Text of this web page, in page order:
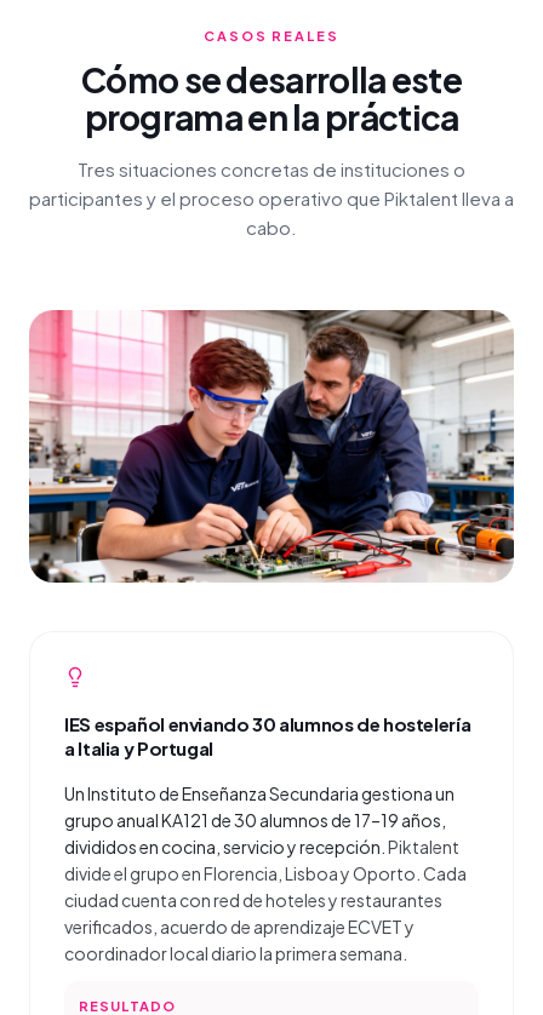
CASOS REALES
Cómo se desarrolla este
programa en la práctica
Tres situaciones concretas de instituciones o
participantes y el proceso operativo que Piktalent lleva a
cabo.
IES español enviando 30 alumnos de hostelería
a Italia y Portugal
Un Instituto de Enseñanza Secundaria gestiona un
grupo anual KA121 de 30 alumnos de 17–19 años,
divididos en cocina, servicio y recepción. Piktalent
divide el grupo en Florencia, Lisboa y Oporto. Cada
ciudad cuenta con red de hoteles y restaurantes
verificados, acuerdo de aprendizaje ECVET y
coordinador local diario la primera semana.
RESULTADO